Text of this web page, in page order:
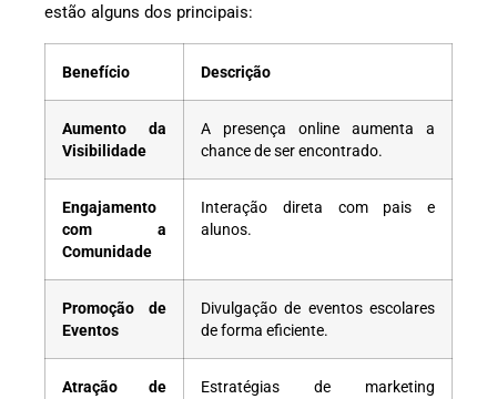
estão alguns dos principais:
Benefício Descrição
Aumento da
Visibilidade
A presença online aumenta a
chance de ser encontrado.
Engajamento
com a
Comunidade
Interação direta com pais e
alunos.
Promoção de
Eventos
Divulgação de eventos escolares
de forma eficiente.
Atração de
Estratégias de marketing